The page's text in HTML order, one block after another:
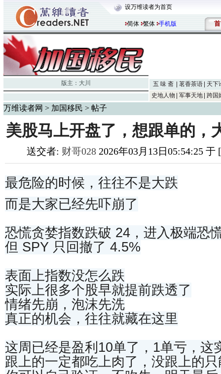
设万维读者为首页
简体 繁体 手机版 首
版主： 大川 五 味 斋 茗香茶语
天下
史地人物
军事天地 跨国
万维读者网 > 加国移民 > 帖子
美股马上开盘了，想跟单的，
送交者: 财哥028 2026年03月13日05:54:25
最危险的时候，往往不是大跌
而是大家已经先吓崩了
恐慌贪婪指数跌破 24，进入极端恐
但 SPY 只回撤了 4.5%
表面上指数没怎么跌
实际上很多个股早就提前跌透了
情绪先崩，泡沫先洗
真正的机会，往往就藏在这里
这周已经是盈利10单了，1单亏，这
跟上的一定都吃上肉了，没跟上的